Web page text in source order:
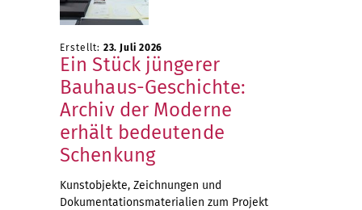
Erstellt: 23. Juli 2026
Ein Stück jüngerer
Bauhaus-Geschichte:
Archiv der Moderne
erhält bedeutende
Schenkung
Kunstobjekte, Zeichnungen und
Dokumentationsmaterialien zum Projekt